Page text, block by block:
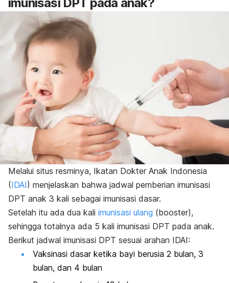
Melalui situs resminya, Ikatan Dokter Anak Indonesia
(IDAI) menjelaskan bahwa jadwal pemberian imunisasi
DPT anak 3 kali sebagai imunisasi dasar.
Setelah itu ada dua kali imunisasi ulang (booster),
sehingga totalnya ada 5 kali imunisasi DPT pada anak.
Berikut jadwal imunisasi DPT sesuai arahan IDAI:
Vaksinasi dasar ketika bayi berusia 2 bulan, 3
bulan, dan 4 bulan